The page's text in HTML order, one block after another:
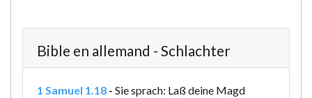
Bible en allemand - Schlachter
1 Samuel 1.18 - Sie sprach: Laß deine Magd